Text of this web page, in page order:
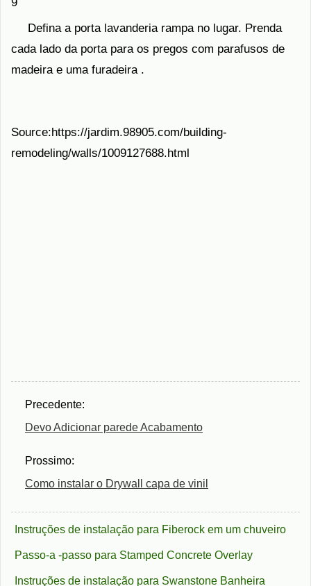
Defina a porta lavanderia rampa no lugar. Prenda
cada lado da porta para os pregos com parafusos de
madeira e uma furadeira .
Source:https://jardim.98905.com/building-
remodeling/walls/1009127688.html
Precedente:
Devo Adicionar parede Acabamento
Prossimo:
Como instalar o Drywall capa de vinil
Instruções de instalação para Fiberock em um chuveiro
Passo-a -passo para Stamped Concrete Overlay
Instruções de instalação para Swanstone Banheira